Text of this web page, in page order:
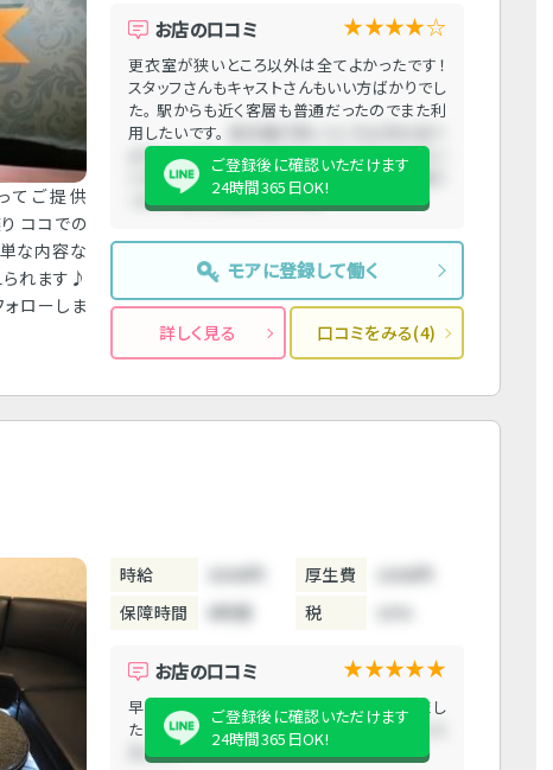
てご提供
ココでの
な内容な
られます♪
ローしま
お店の口コミ ★★★★☆
更衣室が狭いところ以外は全てよかったです！
スタッフさんもキャストさんもいい方ばかりでし
た。 駅からも近く客層も普通だったのでまた利
用したいです。
更衣室が狭いところ以外は全て
よかったです！ スタッフさんもキャストさんもい
い方ばかりでした。 駅からも近く客層も普通だ
ったのでまた利用したいです。
ご登録後に確認いただけます
24時間365日OK!
モアに登録して働く
詳しく見る 口コミをみる(4)
時給 3000円 厚生費
1000円
保障時間
6時間 税
お店の口コミ ★★★★★
早〆でしたがちゃんと保証分の給料もらえまし
た！
早〆でしたがちゃんと保証分の給料もらえ
ました！
ご登録後に確認いただけます
24時間365日OK!